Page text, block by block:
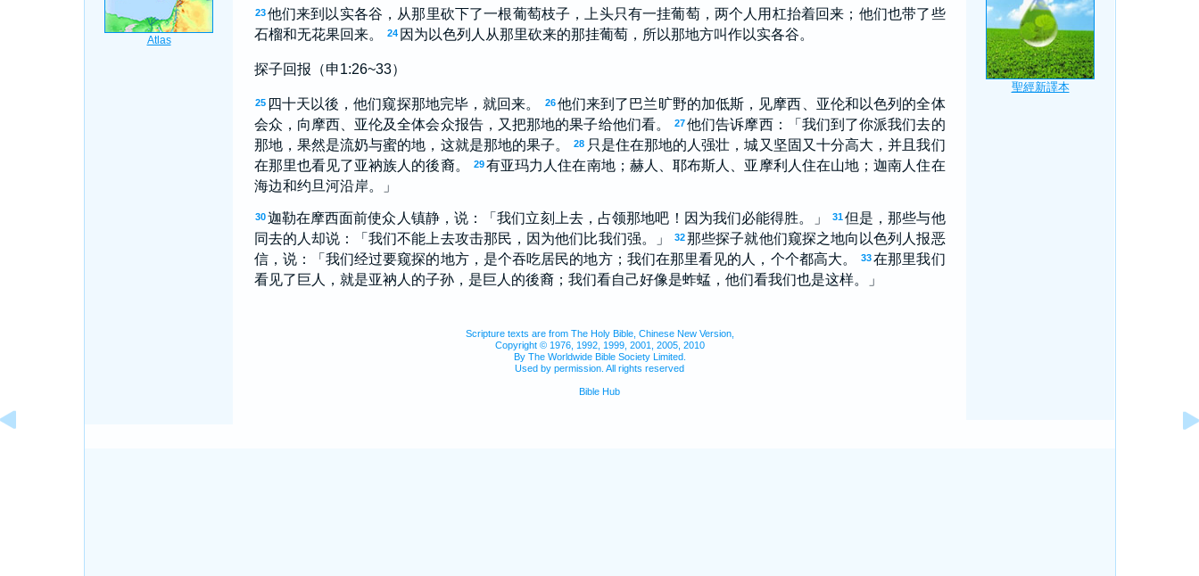
23 他们来到以实各谷，从那里砍下了一根葡萄枝子，上头只有一挂葡萄，两个人用杠抬着回来；他们也带了些
石榴和无花果回来。
24 因为以色列人从那里砍来的那挂葡萄，所以那地方叫作以实各谷。
探子回报（申1:26~33）
25 四十天以後，他们窥探那地完毕，就回来。 26他们来到了巴兰旷野的加低斯，见摩西、亚伦和以色列的全体
会众，向摩西、亚伦及全体会众报告，又把那地的果子给他们看。
27他们告诉摩西：「我们到了你派我们去的
那地，果然是流奶与蜜的地，这就是那地的果子。
28 只是住在那地的人强壮，城又坚固又十分高大，并且我们
在那里也看见了亚衲族人的後裔。
29有亚玛力人住在南地；赫人、耶布斯人、亚摩利人住在山地；迦南人住在
海边和约旦河沿岸。」
30 迦勒在摩西面前使众人镇静，说：「我们立刻上去，占领那地吧！因为我们必能得胜。」 31但是，那些与他
同去的人却说：「我们不能上去攻击那民，因为他们比我们强。」
32那些探子就他们窥探之地向以色列人报恶
信，说：「我们经过要窥探的地方，是个吞吃居民的地方；我们在那里看见的人，个个都高大。
33在那里我们
看见了巨人，就是亚衲人的子孙，是巨人的後裔；我们看自己好像是蚱蜢，他们看我们也是这样。」
Scripture texts are from The Holy Bible, Chinese New Version,
Copyright © 1976, 1992, 1999, 2001, 2005, 2010
By The Worldwide Bible Society Limited.
Used by permission. All rights reserved
Bible Hub